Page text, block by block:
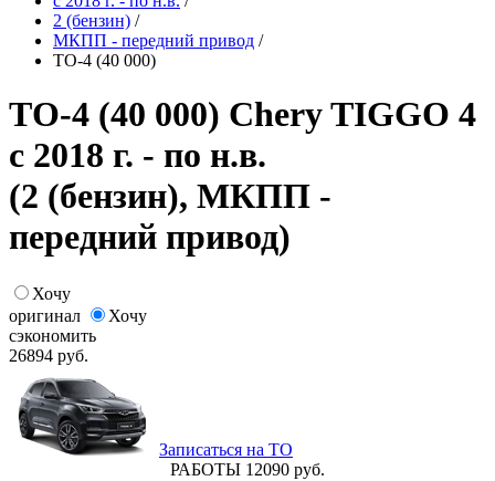
2 (бензин) /
МКПП - передний привод /
ТО-4 (40 000)
ТО-4 (40 000) Chery TIGGO 4
с 2018 г. - по н.в.
(2 (бензин), МКПП -
передний привод)
Хочу
оригинал
Хочу
сэкономить
26894 руб.
Записаться на ТО
РАБОТЫ 12090 руб.